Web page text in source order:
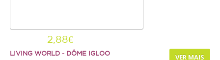
2,88€
LIVING WORLD - DÔME IGLOO
VER MAIS